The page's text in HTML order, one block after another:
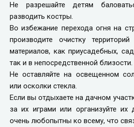
Не разрешайте детям
разводить костры.
Во избежание перехода огня на
производите очистку
материалов, как приусадебных,
так и в непосредственной близости.
Не оставляйте на освещенном
или осколки стекла.
Если вы отдыхаете на дачном
за их играми или организуйте их
очень любопытны ко всему, что